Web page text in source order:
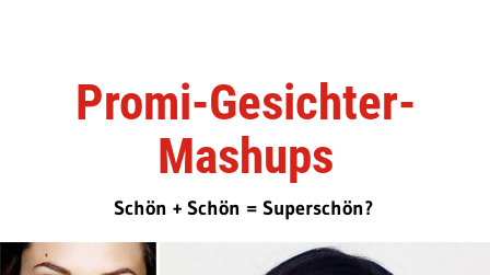
Promi-Gesichter-
Mashups
Schön + Schön = Superschön?